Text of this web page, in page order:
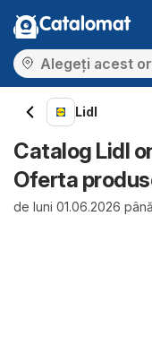
Catalomat
Lidl
Catalog Lidl
Oferta
de luni 01.06.2026